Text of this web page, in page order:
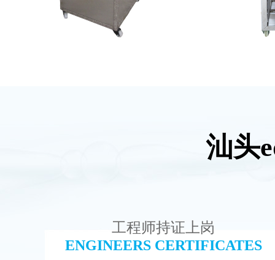
汕头
工程师持证上岗
ENGINEERS CERTIFICATES